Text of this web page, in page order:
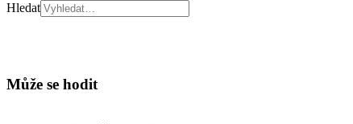
Hledat
Může se hodit